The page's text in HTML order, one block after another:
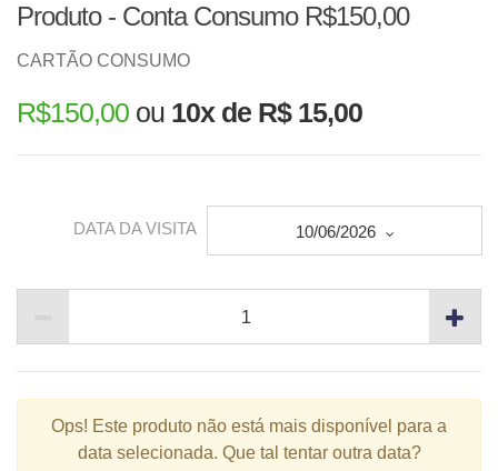
Produto - Conta Consumo R$150,00
CARTÃO CONSUMO
R$150,00 ou 10x de R$ 15,00
DATA DA VISITA 10/06/2026
Ops! Este produto não está mais disponível para a
data selecionada. Que tal tentar outra data?